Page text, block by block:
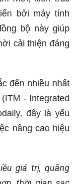
bởi máy tính
bộ này giúp
cải thiện đáng
đến nhiều nhất
- Integrated
đây là yếu
nâng cao hiệu
giá trị, quãng